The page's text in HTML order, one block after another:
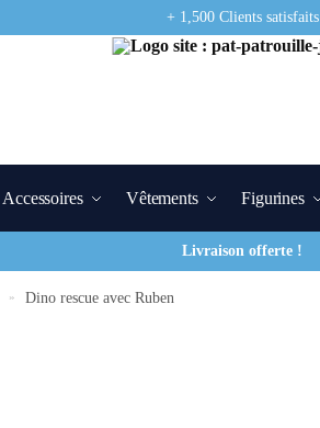
+ 1,500 Clients satisfaits
Accessoires Vêtements Figurines
Livraison offerte !
» Dino rescue avec Ruben